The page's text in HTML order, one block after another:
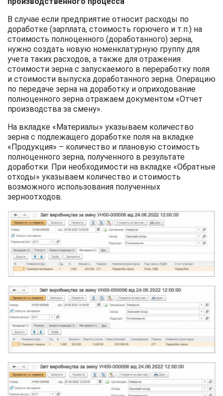
В случае если предприятие относит расходы по
доработке (зарплата, стоимость горючего и т.п.) на
стоимость полноценного (доработанного) зерна,
нужно создать новую номенклатурную группу для
учета таких расходов, а также для отражения
стоимости зерна с запускаемого в переработку поля
и стоимости выпуска доработанного зерна. Операцию
по передаче зерна на доработку и оприходование
полноценного зерна отражаем документом «Отчет
производства за смену».
На вкладке «Материалы» указываем количество
зерна с подлежащего доработке поля на вкладке
«Продукция» – количество и плановую стоимость
полноценного зерна, полученного в результате
доработки. При необходимости на вкладке «Обратные
отходы» указываем количество и стоимость
возможного использования полученных
зерноотходов.